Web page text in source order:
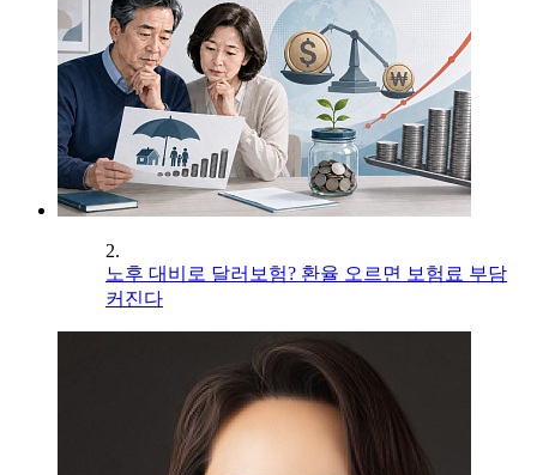
2.
노후 대비로 달러보험? 환율 오르면 보험료 부담
커진다